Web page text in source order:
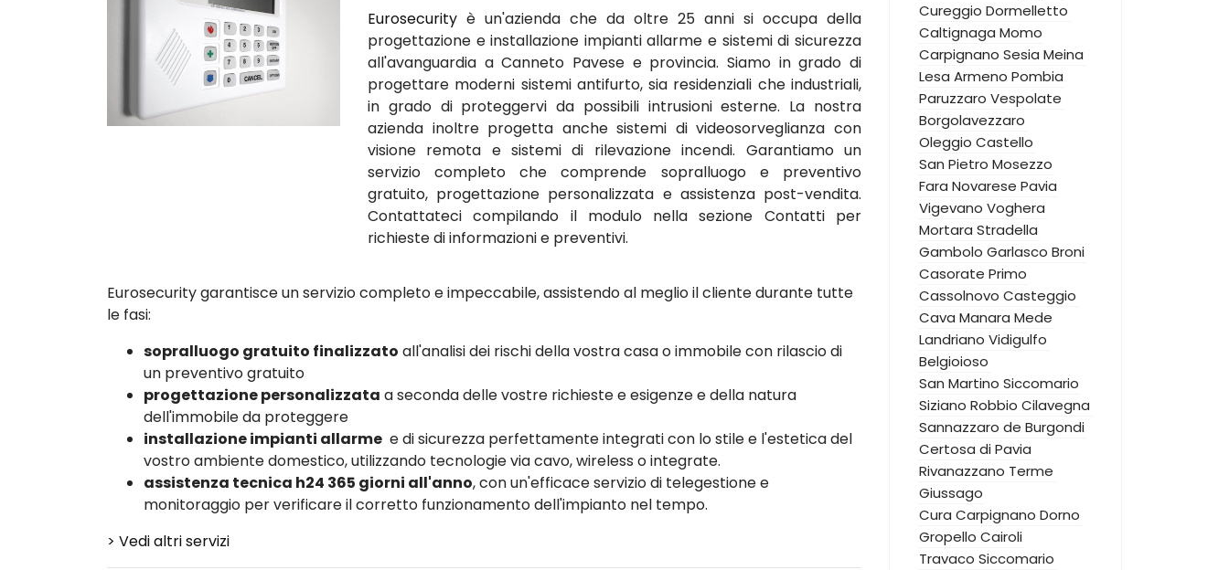
Eurosecurity è un'azienda che da oltre 25 anni si occupa della
progettazione e installazione impianti allarme e sistemi di sicurezza
all'avanguardia a Canneto Pavese e provincia. Siamo in grado di
progettare moderni sistemi antifurto, sia residenziali che industriali,
in grado di proteggervi da possibili intrusioni esterne. La nostra
azienda inoltre progetta anche sistemi di videosorveglianza con
visione remota e sistemi di rilevazione incendi. Garantiamo un
servizio completo che comprende sopralluogo e preventivo
gratuito, progettazione personalizzata e assistenza post-vendita.
Contattateci compilando il modulo nella sezione Contatti per
richieste di informazioni e preventivi.
Eurosecurity garantisce un servizio completo e impeccabile, assistendo al meglio il cliente durante tutte
le fasi:
sopralluogo gratuito finalizzato all'analisi dei rischi della vostra casa o immobile con rilascio di
un preventivo gratuito
progettazione personalizzata a seconda delle vostre richieste e esigenze e della natura
dell'immobile da proteggere
installazione impianti allarme e di sicurezza perfettamente integrati con lo stile e l'estetica del
vostro ambiente domestico, utilizzando tecnologie via cavo, wireless o integrate.
assistenza tecnica h24 365 giorni all'anno, con un'efficace servizio di telegestione e
monitoraggio per verificare il corretto funzionamento dell'impianto nel tempo.
> Vedi altri servizi
Cureggio Dormelletto
Caltignaga Momo
Carpignano Sesia Meina
Lesa Armeno Pombia
Paruzzaro Vespolate
Borgolavezzaro
Oleggio Castello
San Pietro Mosezzo
Fara Novarese Pavia
Vigevano Voghera
Mortara Stradella
Gambolo Garlasco Broni
Casorate Primo
Cassolnovo Casteggio
Cava Manara Mede
Landriano Vidigulfo
Belgioioso
San Martino Siccomario
Siziano Robbio Cilavegna
Sannazzaro de Burgondi
Certosa di Pavia
Rivanazzano Terme
Giussago
Cura Carpignano Dorno
Gropello Cairoli
Travaco Siccomario